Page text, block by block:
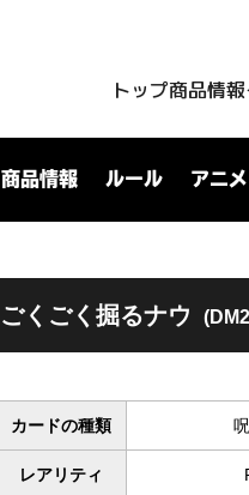
トップ商品情報
商品情報 ルール アニ
ごくごく掘るナウ
カードの種類
レアリティ